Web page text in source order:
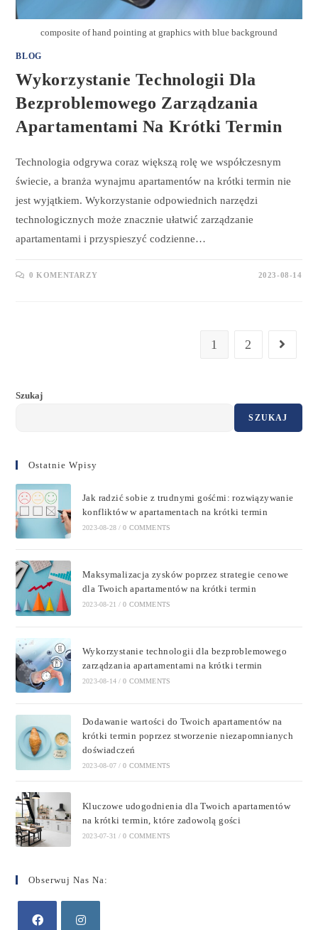
composite of hand pointing at graphics with blue background
BLOG
Wykorzystanie Technologii Dla
Bezproblemowego Zarządzania
Apartamentami Na Krótki Termin
Technologia odgrywa coraz większą rolę we współczesnym
świecie, a branża wynajmu apartamentów na krótki termin nie
jest wyjątkiem. Wykorzystanie odpowiednich narzędzi
technologicznych może znacznie ułatwić zarządzanie
apartamentami i przyspieszyć codzienne…
0 KOMENTARZY 2023-08-14
1 2
Szukaj
SZUKAJ
Ostatnie Wpisy
Jak radzić sobie z trudnymi gośćmi: rozwiązywanie
konfliktów w apartamentach na krótki termin
2023-08-28 / 0 COMMENTS
Maksymalizacja zysków poprzez strategie cenowe
dla Twoich apartamentów na krótki termin
2023-08-21 / 0 COMMENTS
Wykorzystanie technologii dla bezproblemowego
zarządzania apartamentami na krótki termin
2023-08-14 / 0 COMMENTS
Dodawanie wartości do Twoich apartamentów na
krótki termin poprzez stworzenie niezapomnianych
doświadczeń
2023-08-07 / 0 COMMENTS
Kluczowe udogodnienia dla Twoich apartamentów
na krótki termin, które zadowolą gości
2023-07-31 / 0 COMMENTS
Obserwuj Nas Na: